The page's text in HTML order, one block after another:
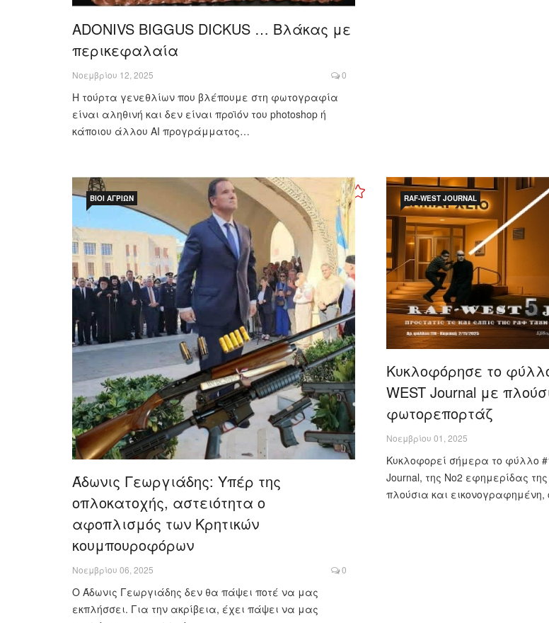
ADONIVS BIGGUS DICKUS … Βλάκας με
περικεφαλαία
Νοεμβρίου 12, 2025 0
Η τούρτα γενεθλίων που βλέπουμε στη φωτογραφία
είναι αληθινή και δεν είναι προϊόν του photoshop ή
κάποιου άλλου ΑΙ προγράμματος…
ΒΊΟΙ ΑΓΡΊΩΝ
Άδωνις Γεωργιάδης: Υπέρ της
οπλοκατοχής, αστειότητα ο
αφοπλισμός των Κρητικών
κουμπουροφόρων
Νοεμβρίου 06, 2025 0
Ο Άδωνις Γεωργιάδης δεν θα πάψει ποτέ να μας
εκπλήσσει. Για την ακρίβεια, έχει πάψει να μας
RAF-WEST JOURNAL
Κυκλοφόρησε το
WEST Journal με
φωτορεπορτάζ
Νοεμβρίου 01, 2025
Κυκλοφορεί σήμερα το φύλλο
Journal, της Νο2 εφημερίδας της
πλούσια και